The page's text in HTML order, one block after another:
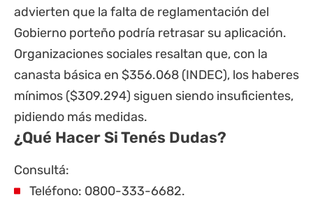
advierten que la falta de reglamentación del
Gobierno porteño podría retrasar su aplicación.
Organizaciones sociales resaltan que, con la
canasta básica en $356.068 (INDEC), los haberes
mínimos ($309.294) siguen siendo insuficientes,
pidiendo más medidas.
¿Qué Hacer Si Tenés Dudas?
Consultá:
Teléfono: 0800-333-6682.